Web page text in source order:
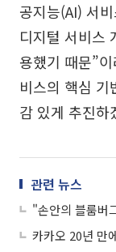
공지능(AI) 서
디지털 서비스
용했기 때문”
비스의 핵심
감 있게 추진하
관련 뉴스